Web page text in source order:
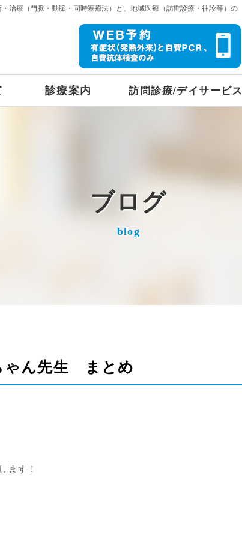
治療（門脈・動脈・同時塞療法）と、地域医療（訪問診療・往診等）の
診療案内 訪問診療/デイサービス
ブログ
blog
ん先生 まとめ
ます！